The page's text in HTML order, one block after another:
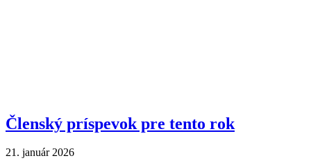
Členský príspevok pre tento rok
21. január 2026